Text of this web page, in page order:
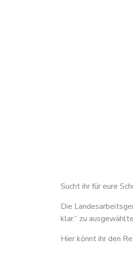
Sucht ihr für eure
Die
klar.“ zu
Hier könnt ihr den